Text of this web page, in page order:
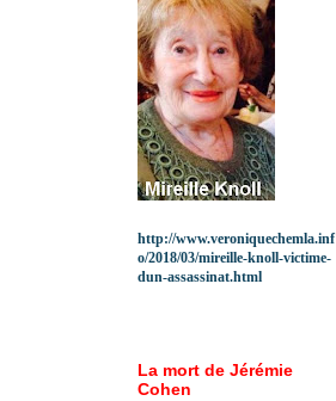
http://www.veroniquechemla.inf
o/2018/03/mireille-knoll-victime-
dun-assassinat.html
La mort de Jérémie
Cohen